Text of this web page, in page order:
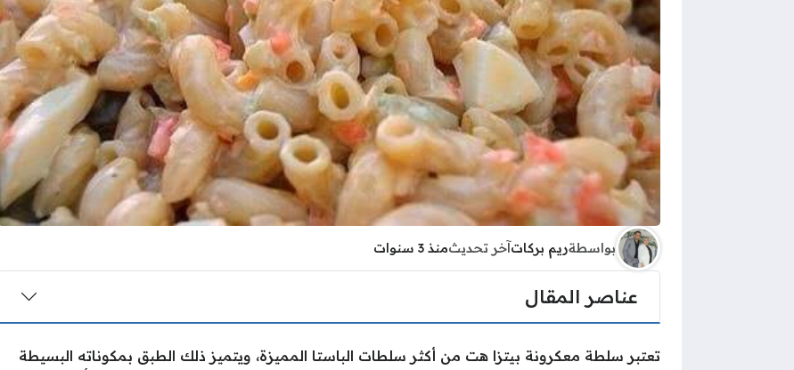
بواسطةريم بركاتآخر تحديثمنذ 3 سنوات
عناصر المقال
تعتبر سلطة معكرونة بيتزا هت من أكثر سلطات الباستا المميزة، ويتميز ذلك الطبق بمكوناته البسيطة